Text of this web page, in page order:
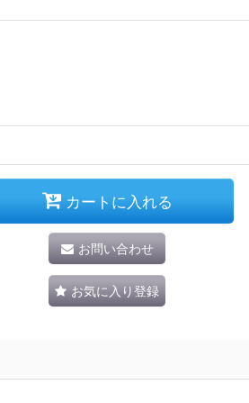
カートに入れる
お問い合わせ
お気に入り登録